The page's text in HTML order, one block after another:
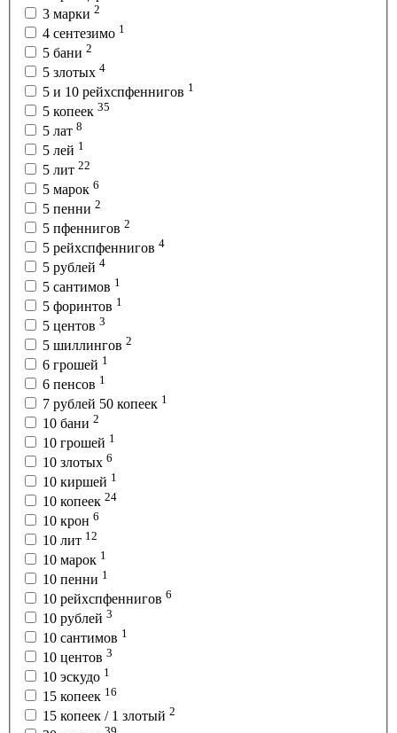
3 марки 2
4 сентезимо 1
5 бани 2
5 злотых 4
5 и 10 рейхспфеннигов 1
5 копеек 35
5 лат 8
5 лей 1
5 лит 22
5 марок 6
5 пенни 2
5 пфеннигов 2
5 рейхспфеннигов 4
5 рублей 4
5 сантимов 1
5 форинтов 1
5 центов 3
5 шиллингов 2
6 грошей 1
6 пенсов 1
7 рублей 50 копеек 1
10 бани 2
10 грошей 1
10 злотых 6
10 киршей 1
10 копеек 24
10 крон 6
10 лит 12
10 марок 1
10 пенни 1
10 рейхспфеннигов 6
10 рублей 3
10 сантимов 1
10 центов 3
10 эскудо 1
15 копеек 16
15 копеек / 1 злотый 2